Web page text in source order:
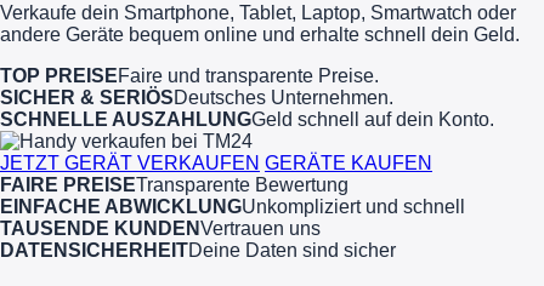
Verkaufe dein Smartphone, Tablet, Laptop, Smartwatch oder
andere Geräte bequem online und erhalte schnell dein Geld.
TOP PREISEFaire und transparente Preise.
SICHER & SERIÖSDeutsches Unternehmen.
SCHNELLE AUSZAHLUNGGeld schnell auf dein Konto.
JETZT GERÄT VERKAUFEN GERÄTE KAUFEN
FAIRE PREISETransparente Bewertung
EINFACHE ABWICKLUNGUnkompliziert und schnell
TAUSENDE KUNDENVertrauen uns
DATENSICHERHEITDeine Daten sind sicher